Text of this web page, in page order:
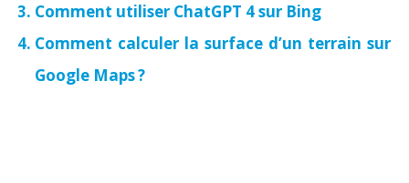
Comment utiliser ChatGPT 4 sur Bing
Comment calculer la surface d’un terrain sur
Google Maps ?